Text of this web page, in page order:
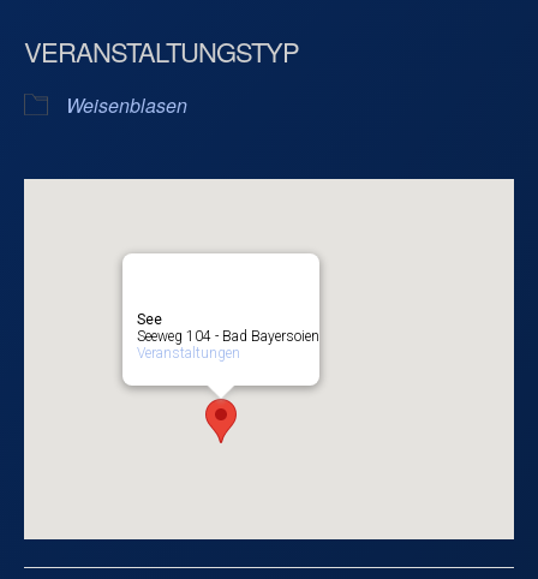
VERANSTALTUNGSTYP
Weisenblasen
See
Seeweg 104 - Bad Bayersoien
Veranstaltungen